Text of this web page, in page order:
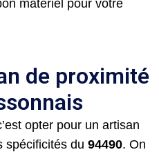
matériel pour votre
de proximité
opter pour un artisan
spécificités du 94490. On